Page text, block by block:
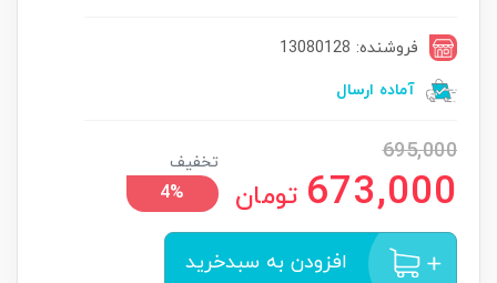
فروشنده: 13080128
آماده ارسال
695,000
673,000 تومان
تخفیف
4%
افزودن به سبدخرید